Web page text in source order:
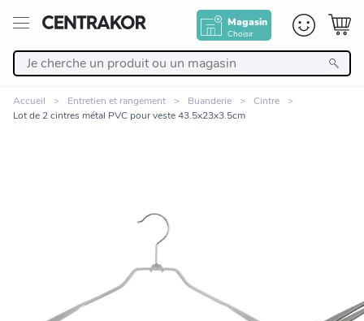
Magasin
Choisir
Linge de maison
Cuisine et art de la table
Accueil Entretien et rangement Buanderie
Cintre
Lot de 2 cintres métal PVC pour veste 43.5x23x3.5cm